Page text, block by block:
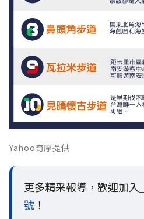
Yahoo奇摩提供
更多精采報導，歡迎加入
號 ！